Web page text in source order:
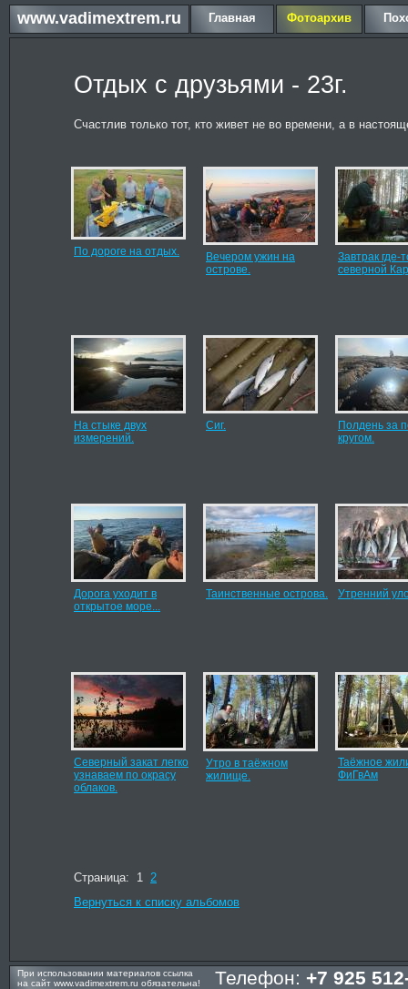
www.vadimextrem.ru Главная Фотоархив
Отдых с друзьями - 23г.
Счастлив только тот, кто живет не во времени, а в
По дороге на отдых.
Вечером ужин на
острове.
Завтрак где-
северной
На стыке двух
измерений.
Сиг.
Полдень за
кругом.
Дорога уходит в
открытое море...
Таинственные острова. Утренний
Северный закат легко
узнаваем по окрасу
облаков.
Утро в таёжном
жилище.
Таёжное
ФиГвАм
Страница: 1 2
Вернуться к списку альбомов
При использовании материалов ссылка
на сайт www.vadimextrem.ru обязательна! Телефон: +7 925